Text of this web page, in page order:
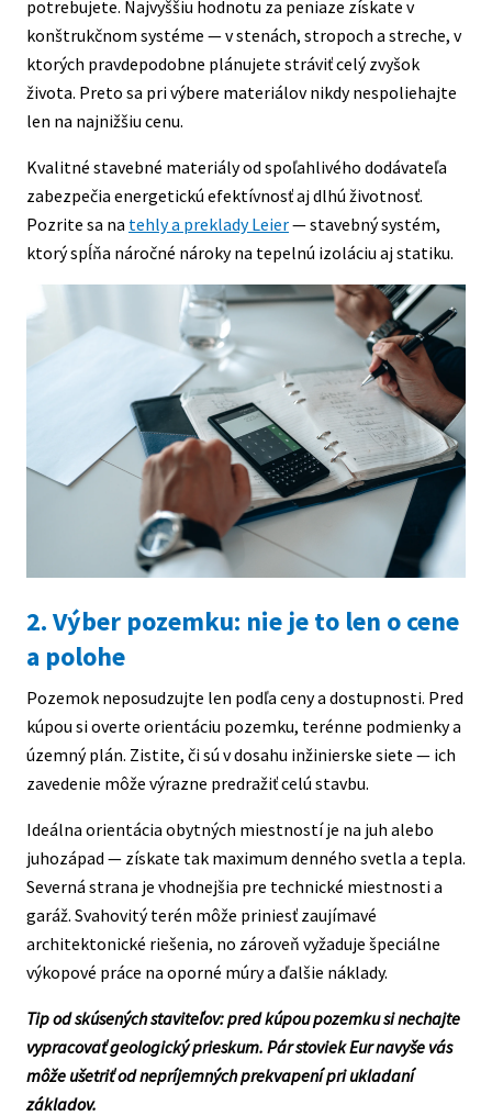
potrebujete. Najvyššiu hodnotu za peniaze získate v
konštrukčnom systéme — v stenách, stropoch a streche, v
ktorých pravdepodobne plánujete stráviť celý zvyšok
života. Preto sa pri výbere materiálov nikdy nespoliehajte
len na najnižšiu cenu.
Kvalitné stavebné materiály od spoľahlivého dodávateľa
zabezpečia energetickú efektívnosť aj dlhú životnosť.
Pozrite sa na tehly a preklady Leier— stavebný systém,
ktorý spĺňa náročné nároky na tepelnú izoláciu aj statiku.
2. Výber pozemku: nie je to len o cene
a polohe
Pozemok neposudzujte len podľa ceny a dostupnosti. Pred
kúpou si overte orientáciu pozemku, terénne podmienky a
územný plán. Zistite, či sú v dosahu inžinierske siete — ich
zavedenie môže výrazne predražiť celú stavbu.
Ideálna orientácia obytných miestností je na juh alebo
juhozápad — získate tak maximum denného svetla a tepla.
Severná strana je vhodnejšia pre technické miestnosti a
garáž. Svahovitý terén môže priniesť zaujímavé
architektonické riešenia, no zároveň vyžaduje špeciálne
výkopové práce na oporné múry a ďalšie náklady.
Tip od skúsených staviteľov: pred kúpou pozemku si nechajte
vypracovať geologický prieskum. Pár stoviek Eur navyše vás
môže ušetriť od nepríjemných prekvapení pri ukladaní
základov.